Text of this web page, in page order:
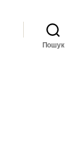
Пошук